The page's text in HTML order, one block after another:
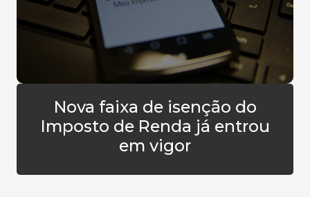
Nova faixa de isenção do
Imposto de Renda já entrou
em vigor